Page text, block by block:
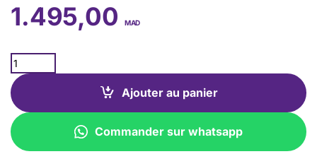
1.495,00 MAD
Quantity
Ajouter au panier
Commander sur whatsapp